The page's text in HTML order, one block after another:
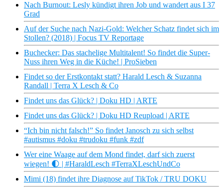
Nach Burnout: Lesly kündigt ihren Job und wandert aus I 37
Grad
Auf der Suche nach Nazi-Gold: Welcher Schatz findet sich im
Stollen? (2018) | Focus TV Reportage
Buchecker: Das stachelige Multitalent! So findet die Super-
Nuss ihren Weg in die Küche! | ProSieben
Findet so der Erstkontakt statt? Harald Lesch & Suzanna
Randall | Terra X Lesch & Co
Findet uns das Glück? | Doku HD | ARTE
Findet uns das Glück? | Doku HD Reupload | ARTE
“Ich bin nicht falsch!” So findet Janosch zu sich selbst
#autismus #doku #trudoku #funk #zdf
Wer eine Waage auf dem Mond findet, darf sich zuerst
wiegen! 🌓 | #HaraldLesch #TerraXLeschUndCo
Mimi (18) findet ihre Diagnose auf TikTok / TRU DOKU